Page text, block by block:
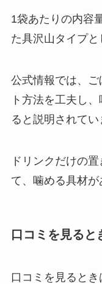
1袋あたりの内容
た具沢山タイプと
公式情報では、
ト方法を工夫し
ると説明されてい
ドリンクだけの
て、噛める具材が
口コミを見ると
口コミを見ると